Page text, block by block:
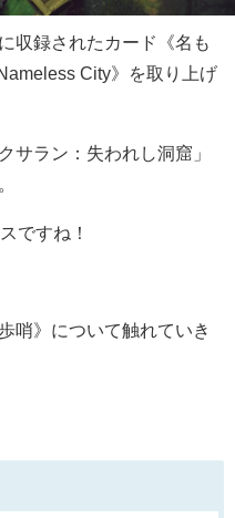
収録されたカード《名も
City》を取り上げ
サラン：失われし洞窟」
ですね！
哨》について触れていき